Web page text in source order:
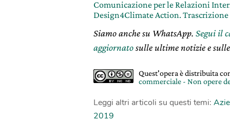
Comunicazione per le Relazioni
Design4Climate Action.
Siamo anche su WhatsApp. Segui il
aggiornatosulle ultime notizie e
Quest'opera è distribuita
commerciale - Non opere
Leggi altri articoli su questi temi:
2019